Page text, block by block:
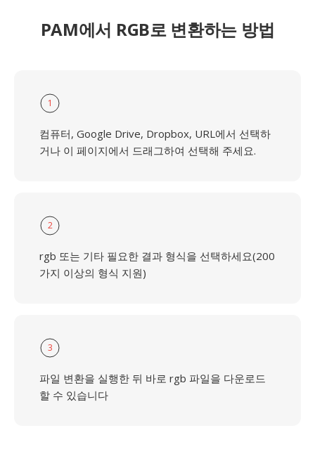
PAM에서 RGB로 변환하는 방법
1
컴퓨터, Google Drive, Dropbox, URL에서 선택하
거나 이 페이지에서 드래그하여 선택해 주세요.
2
rgb 또는 기타 필요한 결과 형식을 선택하세요(200
가지 이상의 형식 지원)
3
파일 변환을 실행한 뒤 바로 rgb 파일을 다운로드
할 수 있습니다